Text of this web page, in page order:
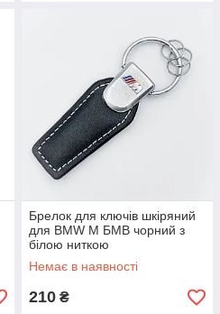
Брелок для ключів шкіряний
для BMW M БМВ чорний з
білою ниткою
Немає в наявності
210 ₴